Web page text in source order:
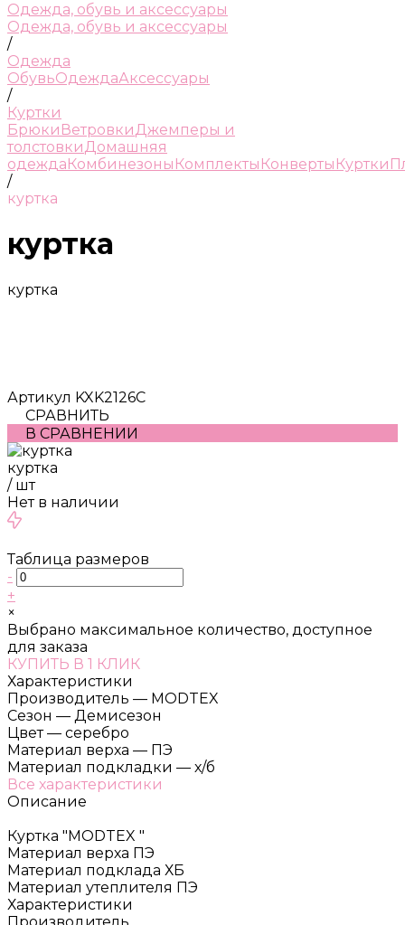
Одежда, обувь и аксессуары
Одежда, обувь и аксессуары
/
Одежда
ОбувьОдеждаАксессуары
/
Куртки
Брюки ВетровкиДжемперы и
толстовкиДомашняя
одеждаКомбинезоны Комплекты Конверты Куртки
/
куртка
куртка
куртка
Артикул KXK2126C
СРАВНИТЬ
В СРАВНЕНИИ
куртка
/ шт
Нет в наличии
Таблица размеров
-
+
×
Выбрано максимальное количество, доступное
для заказа
КУПИТЬ В 1 КЛИК
Характеристики
Производитель — MODTEX
Сезон — Демисезон
Цвет — серебро
Материал верха — ПЭ
Материал подкладки — х/б
Все характеристики
Описание
Куртка "MODTEX "
Материал верха ПЭ
Материал подклада ХБ
Материал утеплителя ПЭ
Характеристики